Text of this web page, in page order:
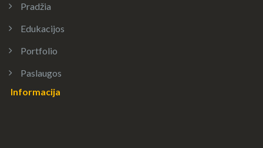
Pradžia
Edukacijos
Portfolio
Paslaugos
Informacija